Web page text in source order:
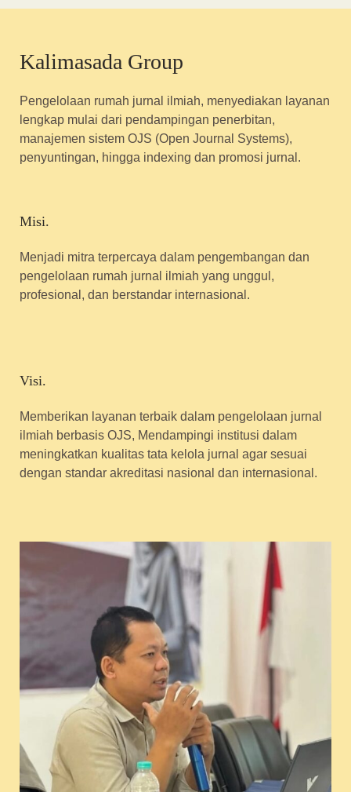
Kalimasada Group
Pengelolaan rumah jurnal ilmiah, menyediakan layanan
lengkap mulai dari pendampingan penerbitan,
manajemen sistem OJS (Open Journal Systems),
penyuntingan, hingga indexing dan promosi jurnal.
Misi.
Menjadi mitra terpercaya dalam pengembangan dan
pengelolaan rumah jurnal ilmiah yang unggul,
profesional, dan berstandar internasional.
Visi.
Memberikan layanan terbaik dalam pengelolaan jurnal
ilmiah berbasis OJS, Mendampingi institusi dalam
meningkatkan kualitas tata kelola jurnal agar sesuai
dengan standar akreditasi nasional dan internasional.